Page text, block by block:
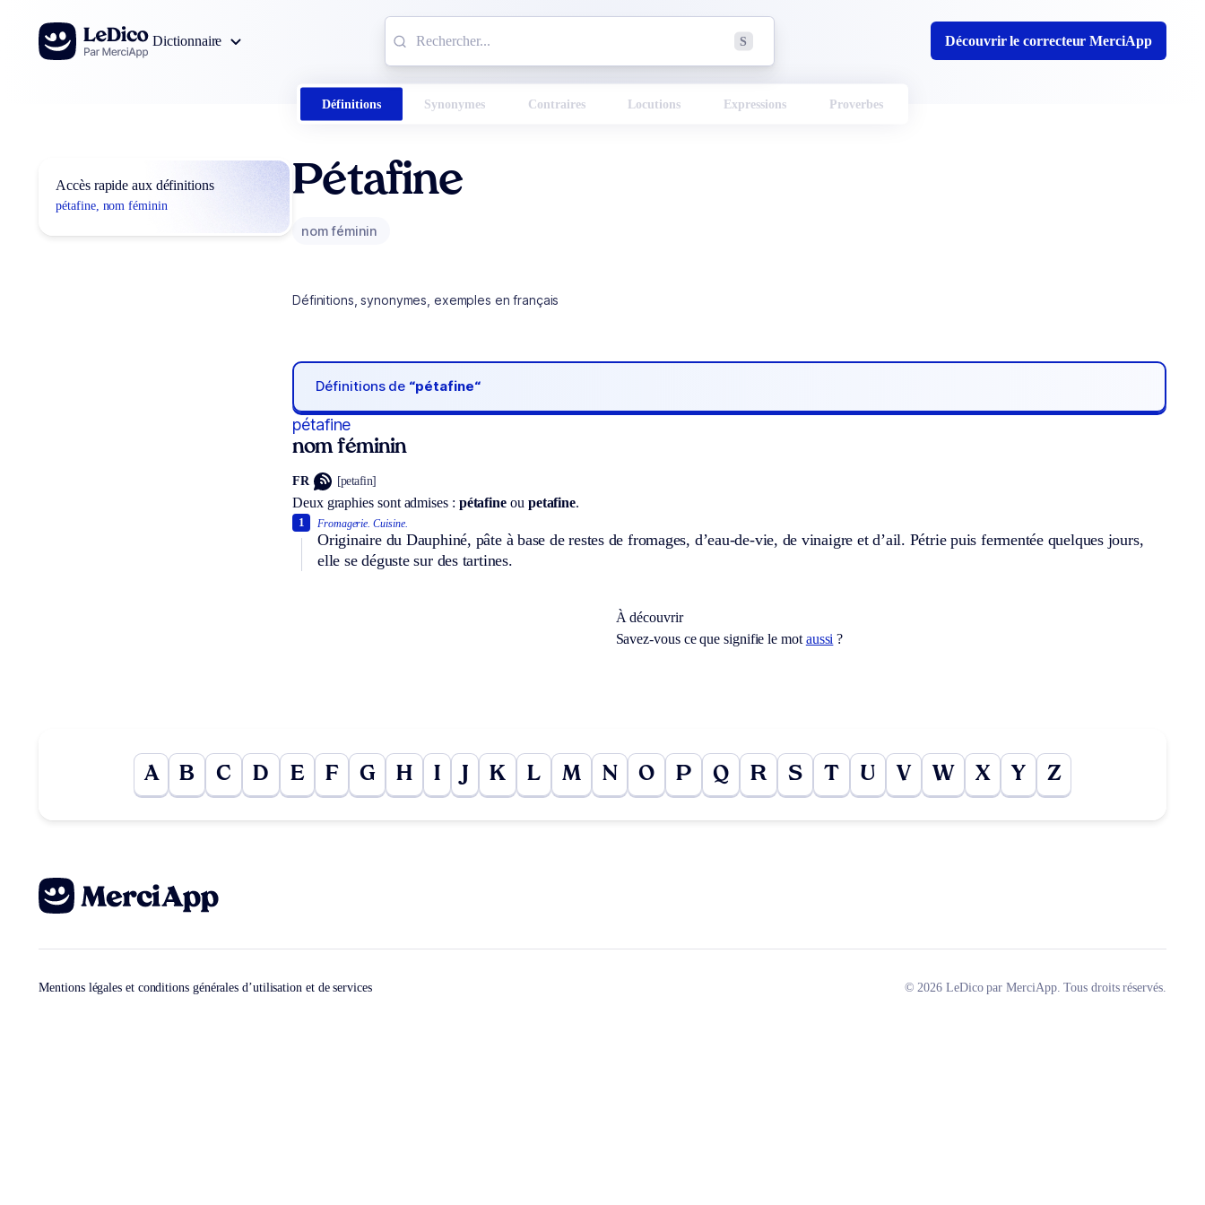
Aller au contenu
Dictionnaire
S Découvrir le correcteur MerciApp
Définitions Synonymes Contraires Locutions Expressions Proverbes
Accès rapide aux définitions
pétafine, nom féminin
Pétafine
nom féminin
Définitions, synonymes, exemples en français
Définitions de “pétafine“
pétafine
nom féminin
FR [petafin]
Deux graphies sont admises : pétafine ou petafine.
Fromagerie. Cuisine.
Originaire du Dauphiné, pâte à base de restes de fromages, d’eau-de-vie, de vinaigre et d’ail. Pétrie puis fermentée quelques jours,
elle se déguste sur des tartines.
1
À découvrir
Savez-vous ce que signifie le mot aussi ?
A B C D E F G H I K L M N O P Q R S T U V W X Y Z
Mentions légales et conditions générales d’utilisation et de services © 2026 LeDico par MerciApp. Tous droits réservés.